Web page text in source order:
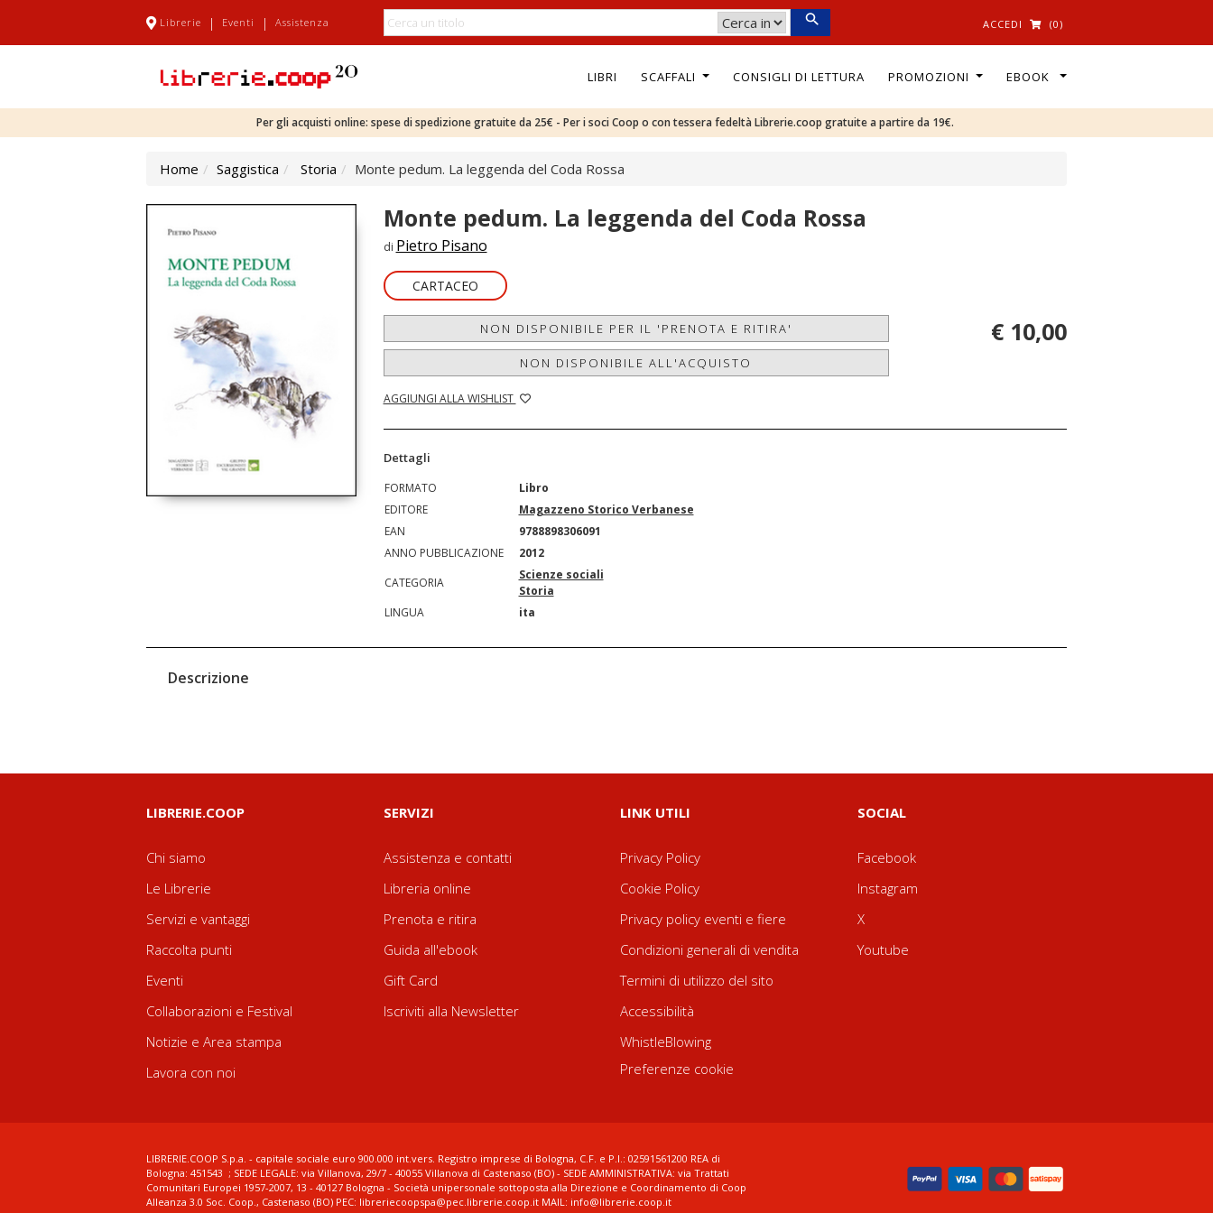
Librerie | Eventi | Assistenza ACCEDI (0)
LIBRI SCAFFALI CONSIGLI DI LETTURA PROMOZIONI EBOOK
Per gli acquisti online: spese di spedizione gratuite da 25€ - Per i soci Coop o con tessera fedeltà Librerie.coop gratuite a partire da 19€.
Home Saggistica Storia Monte pedum. La leggenda del Coda Rossa
Monte pedum. La leggenda del Coda Rossa
di Pietro Pisano
CARTACEO
NON DISPONIBILE PER IL 'PRENOTA E RITIRA'
NON DISPONIBILE ALL'ACQUISTO
AGGIUNGI ALLA WISHLIST
€ 10,00
Dettagli
FORMATO
Libro
EDITORE
Magazzeno Storico Verbanese
EAN
9788898306091
ANNO PUBBLICAZIONE
2012
CATEGORIA
Scienze sociali
Storia
LINGUA
ita
Descrizione
LIBRERIE.COOP
Chi siamo
Le Librerie
Servizi e vantaggi
Raccolta punti
Eventi
Collaborazioni e Festival
Notizie e Area stampa
Lavora con noi
SERVIZI
Assistenza e contatti
Libreria online
Prenota e ritira
Guida all'ebook
Gift Card
Iscriviti alla Newsletter
LINK UTILI
Privacy Policy
Cookie Policy
Privacy policy eventi e fiere
Condizioni generali di vendita
Termini di utilizzo del sito
Accessibilità
WhistleBlowing
Preferenze cookie
SOCIAL
Facebook
Instagram
X
Youtube
LIBRERIE.COOP S.p.a. - capitale sociale euro 900.000 int.vers. Registro imprese di Bologna, C.F. e P.I.: 02591561200 REA di
Bologna: 451543 ; SEDE LEGALE: via Villanova, 29/7 - 40055 Villanova di Castenaso (BO) - SEDE AMMINISTRATIVA: via Trattati
Comunitari Europei 1957-2007, 13 - 40127 Bologna - Società unipersonale sottoposta alla Direzione e Coordinamento di Coop
Alleanza 3.0 Soc. Coop., Castenaso (BO) PEC: libreriecoopspa@pec.librerie.coop.it MAIL: info@librerie.coop.it